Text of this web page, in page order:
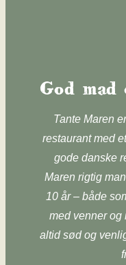
God
​Tante Maren
restaurant med
gode danske
Maren rigtig
10 år – både
med venner og
altid sød og